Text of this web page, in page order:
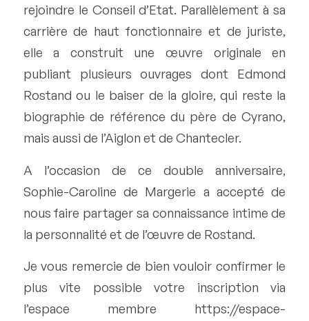
rejoindre le Conseil d’Etat. Parallèlement à sa
carrière de haut fonctionnaire et de juriste,
elle a construit une œuvre originale en
publiant plusieurs ouvrages dont Edmond
Rostand ou le baiser de la gloire, qui reste la
biographie de référence du père de Cyrano,
mais aussi de l’Aiglon et de Chantecler.
A l’occasion de ce double anniversaire,
Sophie-Caroline de Margerie a accepté de
nous faire partager sa connaissance intime de
la personnalité et de l’œuvre de Rostand.
Je vous remercie de bien vouloir confirmer le
plus vite possible votre inscription via
l’espace membre https://espace-